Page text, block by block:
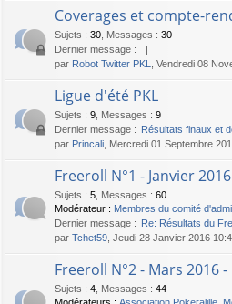
Coverages et compte-
Sujets : 30 Messages : 30
Dernier message :
par Robot Twitter PKL , Vendredi 08
Ligue d'été PKL
Sujets : 9 Messages : 9
Dernier message : Résultats finaux et
par Princali , Mercredi 01 Septembre
Freeroll N°1 - Janvier 2016
Sujets : 5 Messages : 60
Modérateur : Membres du comité
Dernier message : Re: Résultats du
par Tchet59 , Jeudi 28 Janvier 2016
Freeroll N°2 - Mars 2016
Sujets : 4 Messages : 44